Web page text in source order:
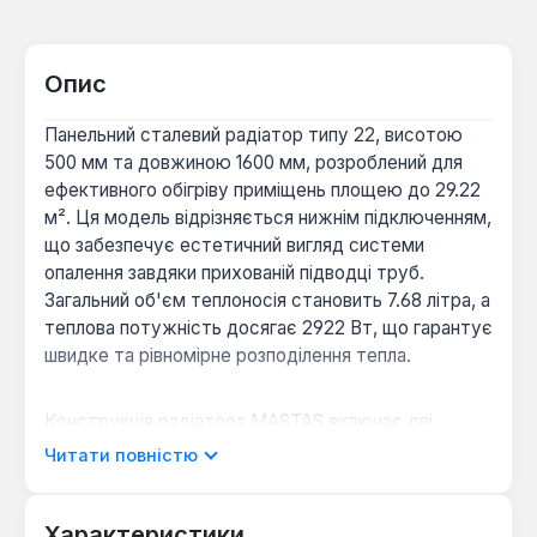
Опис
Панельний сталевий радіатор типу 22, висотою
500 мм та довжиною 1600 мм, розроблений для
ефективного обігріву приміщень площею до 29.22
м². Ця модель відрізняється нижнім підключенням,
що забезпечує естетичний вигляд системи
опалення завдяки прихованій підводці труб.
Загальний об'єм теплоносія становить 7.68 літра, а
теплова потужність досягає 2922 Вт, що гарантує
швидке та рівномірне розподілення тепла.
Конструкція радіатора MASTAS включає дві
нагрівальні панелі та два конвектори, що сприяє
холоднокатаної сталі товщиною 1.15 мм для
Читати повністю